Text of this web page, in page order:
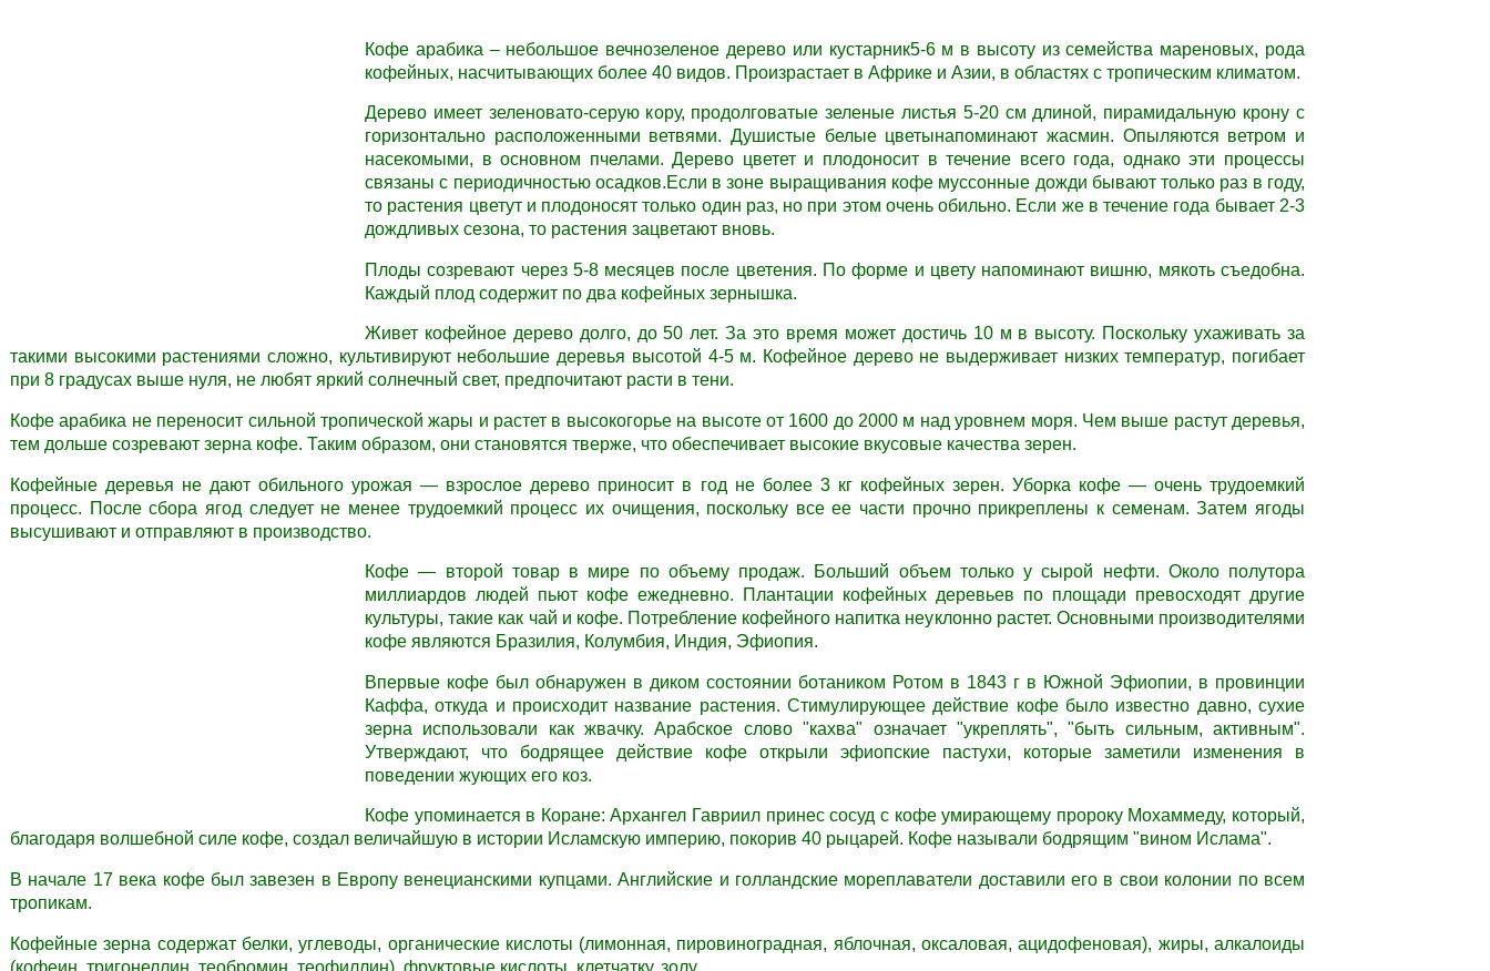
Кофе арабика – небольшое вечнозеленое дерево или кустарник5-6 м в высоту из семейства мареновых, рода
кофейных, насчитывающих более 40 видов. Произрастает в Африке и Азии, в областях с тропическим климатом.
Дерево имеет зеленовато-серую кору, продолговатые зеленые листья 5-20 см длиной, пирамидальную крону с
горизонтально расположенными ветвями. Душистые белые цветынапоминают жасмин. Опыляются ветром и
насекомыми, в основном пчелами. Дерево цветет и плодоносит в течение всего года, однако эти процессы
связаны с периодичностью осадков.Если в зоне выращивания кофе муссонные дожди бывают только раз в году,
то растения цветут и плодоносят только один раз, но при этом очень обильно. Если же в течение года бывает 2-3
дождливых сезона, то растения зацветают вновь.
Плоды созревают через 5-8 месяцев после цветения. По форме и цвету напоминают вишню, мякоть съедобна.
Каждый плод содержит по два кофейных зернышка.
Живет кофейное дерево долго, до 50 лет. За это время может достичь 10 м в высоту. Поскольку ухаживать за
такими высокими растениями сложно, культивируют небольшие деревья высотой 4-5 м. Кофейное дерево не выдерживает низких температур, погибает
при 8 градусах выше нуля, не любят яркий солнечный свет, предпочитают расти в тени.
Кофе арабика не переносит сильной тропической жары и растет в высокогорье на высоте от 1600 до 2000 м над уровнем моря. Чем выше растут деревья,
тем дольше созревают зерна кофе. Таким образом, они становятся тверже, что обеспечивает высокие вкусовые качества зерен.
Кофейные деревья не дают обильного урожая — взрослое дерево приносит в год не более 3 кг кофейных зерен. Уборка кофе — очень трудоемкий
процесс. После сбора ягод следует не менее трудоемкий процесс их очищения, поскольку все ее части прочно прикреплены к семенам. Затем ягоды
высушивают и отправляют в производство.
Кофе — второй товар в мире по объему продаж. Больший объем только у сырой нефти. Около полутора
миллиардов людей пьют кофе ежедневно. Плантации кофейных деревьев по площади превосходят другие
культуры, такие как чай и кофе. Потребление кофейного напитка неуклонно растет. Основными производителями
кофе являются Бразилия, Колумбия, Индия, Эфиопия.
Впервые кофе был обнаружен в диком состоянии ботаником Ротом в 1843 г в Южной Эфиопии, в провинции
Каффа, откуда и происходит название растения. Стимулирующее действие кофе было известно давно, сухие
зерна использовали как жвачку. Арабское слово "кахва" означает "укреплять", "быть сильным, активным".
Утверждают, что бодрящее действие кофе открыли эфиопские пастухи, которые заметили изменения в
поведении жующих его коз.
Кофе упоминается в Коране: Архангел Гавриил принес сосуд с кофе умирающему пророку Мохаммеду, который,
благодаря волшебной силе кофе, создал величайшую в истории Исламскую империю, покорив 40 рыцарей. Кофе называли бодрящим "вином Ислама".
В начале 17 века кофе был завезен в Европу венецианскими купцами. Английские и голландские мореплаватели доставили его в свои колонии по всем
тропикам.
Кофейные зерна содержат белки, углеводы, органические кислоты (лимонная, пировиноградная, яблочная, оксаловая, ацидофеновая), жиры, алкалоиды
(кофеин, тригонеллин, теобромин, теофиллин), фруктовые кислоты, клетчатку, золу.